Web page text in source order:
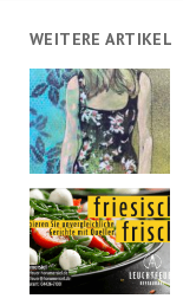
WEITERE ARTIKEL